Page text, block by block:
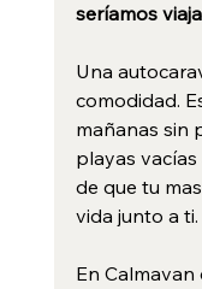
seríamos
Una
comodidad.
mañanas sin
playas
de que tu
vida junto a ti.
En